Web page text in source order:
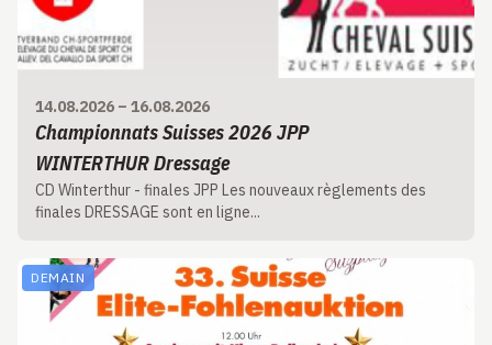
14.08.2026 – 16.08.2026
Championnats Suisses 2026 JPP
WINTERTHUR Dressage
CD Winterthur - finales JPP Les nouveaux règlements des
finales DRESSAGE sont en ligne...
DEMAIN